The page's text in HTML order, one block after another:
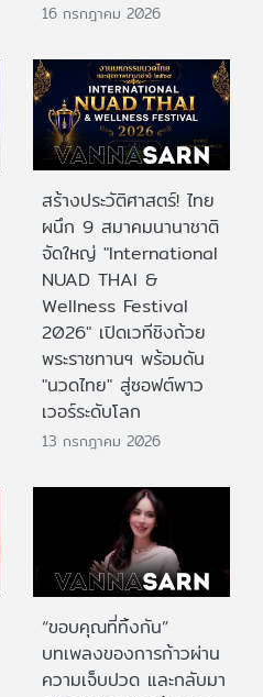
16 กรกฎาคม 2026
สร้างประวัติศาสตร์! ไทย
ผนึก 9 สมาคมนานาชาติ
จัดใหญ่ "International
NUAD THAI &
Wellness Festival
2026" เปิดเวทีชิงถ้วย
พระราชทานฯ พร้อมดัน
"นวดไทย" สู่ซอฟต์พาว
เวอร์ระดับโลก
13 กรกฎาคม 2026
“ขอบคุณที่ทิ้งกัน”
บทเพลงของการก้าวผ่าน
ความเจ็บปวด และกลับมา